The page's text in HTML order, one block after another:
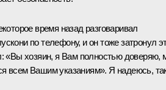
время назад разговаривал
по телефону, и он тоже затронул
«Вы хозяин, я Вам полностью доверяю,
всем Вашим указаниям». Я надеюсь,